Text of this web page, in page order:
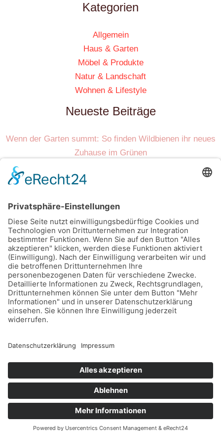
Kategorien
Allgemein
Haus & Garten
Möbel & Produkte
Natur & Landschaft
Wohnen & Lifestyle
Neueste Beiträge
Wenn der Garten summt: So finden Wildbienen ihr neues
Zuhause im Grünen
Nie wieder Rasierklingen: So verändert moderne
Technologie Ihre Hautpflege nachhaltig
Beruhigende Klangkulisse im Garten schaffen mit einem
Wasserfall-Becken
Feiern unter freiem Himmel: Wo Abenteuer und Genuss
Hand in Hand gehen
Ein Geschenk, das in Erinnerung bleibt – so begrüßt du das
kleine Wunder mit Stil
Schlagwörter
Copyright © 2026 Haus Herz Garten
Datenschutz
Impressum